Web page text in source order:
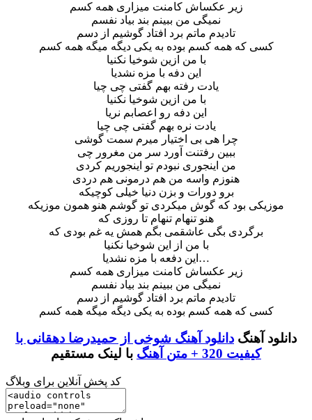
زیر عکساش کامنت میزاری همه کسم
نمیگی من ببینم بند بیاد نفسم
تادیدم ماتم برد افتاد گوشیم از دسم
کسی که همه کسم بوده به یکی دیگه میگه همه کسم
با من ازین شوخیا نکنیا
این دفه با مزه نشدیا
یادت رفته بهم گفتی چی چیا
با من ازین شوخیا نکنیا
این دفه رو اعصابم نریا
یادت نره بهم گفتی چی چیا
چرا هی بی اختیار میرم سمت گوشی
ببین رفتنت آورد سر من مغرور چی
من اینجوری نبودم تو اینجوریم کردی
هنوزم واسه من هم درمونی هم دردی
برو دورات و بزن دنیا خیلی کوچیکه
موزیکی بود که گوش میکردی تو گوشم هنو همون موزیکه
هنو تنهام تنهام تا روزی که
برگردی بگی عاشقمی بگم همش یه غم بودی که
با من از این شوخیا نکنیا
این دفعه با مزه نشدیا…
زیر عکساش کامنت میزاری همه کسم
نمیگی من ببینم بند بیاد نفسم
تادیدم ماتم برد افتاد گوشیم از دسم
کسی که همه کسم بوده به یکی دیگه میگه همه کسم
دانلود آهنگ دانلود آهنگ شوخی از حمیدرضا دهقانی با
کیفیت 320 + متن آهنگ
با لینک مستقیم
کد پخش آنلاین برای وبلاگ